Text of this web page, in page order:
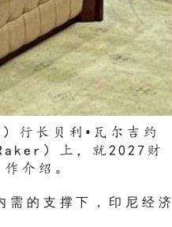
行长贝利•瓦尔吉约
）上，就2027财
介绍。
需的支撑下，印尼经济